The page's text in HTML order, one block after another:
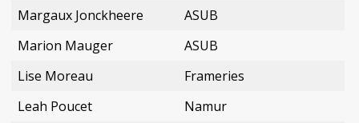
Margaux Jonckheere
ASUB
Marion Mauger
ASUB
Lise Moreau
Frameries
Leah Poucet
Namur